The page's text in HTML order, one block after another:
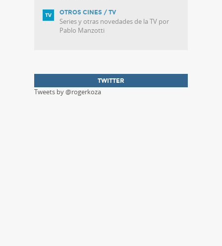
OTROS CINES / TV
Series y otras novedades de la TV por
Pablo Manzotti
TWITTER
Tweets by @rogerkoza